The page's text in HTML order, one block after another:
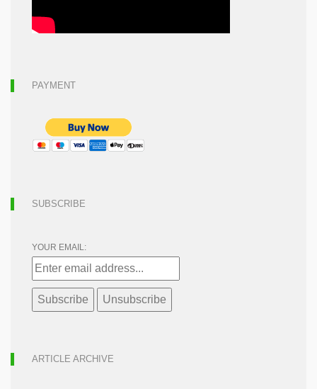
PAYMENT
SUBSCRIBE
YOUR EMAIL:
ARTICLE ARCHIVE